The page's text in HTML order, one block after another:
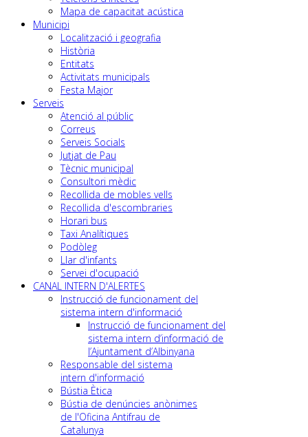
Mapa de capacitat acústica
Municipi
Localització i geografia
Història
Entitats
Activitats municipals
Festa Major
Serveis
Atenció al públic
Correus
Serveis Socials
Jutjat de Pau
Tècnic municipal
Consultori mèdic
Recollida de mobles vells
Recollida d'escombraries
Horari bus
Taxi Analítiques
Podòleg
Llar d'infants
Servei d'ocupació
CANAL INTERN D'ALERTES
Instrucció de funcionament del
sistema intern d'informació
Instrucció de funcionament del
sistema intern d’informació de
l’Ajuntament d’Albinyana
Responsable del sistema
intern d'informació
Bústia Ètica
Bústia de denúncies anònimes
de l'Oficina Antifrau de
Catalunya